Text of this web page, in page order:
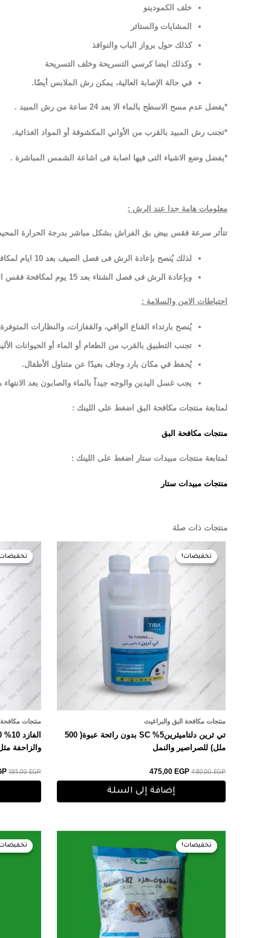
خلف الكمودينو
المشايات والستائر
كذلك حول برواز الباب والنوافذ
وكذلك ايضا كرسي التسريحة وخلف التسريحة
في حالة الإصابة العالية، يمكن رش الملابس أيضًا.
*يفضل عدم مسح الاسطح بالماء الا بعد 24 ساعة من رش المبيد .
*تجنب رش المبيد بالقرب من الأواني المكشوفة أو المواد الغذائية.
*يفضل وضع الاشياء التى فيها اصابة فى اشاعة الشمس المباشرة .
معلومات هامة جدا عند الرش :
تتأثر سرعة فقس بيض بق الفراش بشكل مباشر بدرجة الحرارة
لذلك يُنصح بإعادة الرش فى فصل الصيف بعد 10 ايام لمكافحة فقس البيض والأجيال الجديدة من البق
وبإعادة الرش فى فصل الشتاء بعد 15 يوم لمكافحة فقس البيض والأجيال الجديدة من البق .
احتياطات الامن والسلامة :
يُنصح بارتداء القناع الواقي، والقفازات، والنظارات
تجنب التطبيق بالقرب من الطعام أو الماء أو الحيوانات
يُحفظ في مكان بارد وجاف بعيدًا عن متناول الأطفال.
يجب غسل اليدين والوجه جيداً بالماء والصابون بعد
لمتابعة منتجات مكافحة البق اضغط على اللينك :
منتجات مكافحة البق
لمتابعة منتجات مبيدات ستار اضغط على اللينك :
منتجات مبيدات ستار
منتجات ذات صلة
تخفيضات!
تخفيضات!
منتجات مكافحة البق والبراغيث
تي ثرين دلتاميثرين5% SC بدون رائحة عبوة( 500
ملل) للصراصير والنمل
480,00EGP
السعر
الأصلي
هو:
480,00 EGP.
475,00 EGP
السعر
475,00 EGP.
إضافة إلى السلة
منتجات مكافحة
والزاحفة
185,00EGP
تخفيضات!
تخفيضات!
السعر
الأصلي
هو:
125,00 EGP.
السعر
هو:
120,00 EGP.